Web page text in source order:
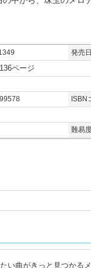
発売日
ページ
ISBN
難易
曲がきっと見つかるメ